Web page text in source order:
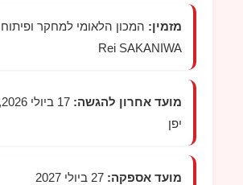
מזמין:המכון הלאומי למחקר ופיתוח
Rei SAKANIWA
מועד אחרון להגשה:
יפן
מועד אספקה:27 ביולי 2027